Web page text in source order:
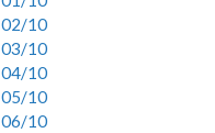
02/10
03/10
04/10
05/10
06/10